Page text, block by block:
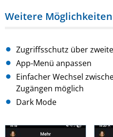
Weitere Möglichkeiten
Zugriffsschutz über
App-Menü anpassen
Einfacher Wechsel
Zugängen möglich
Dark Mode